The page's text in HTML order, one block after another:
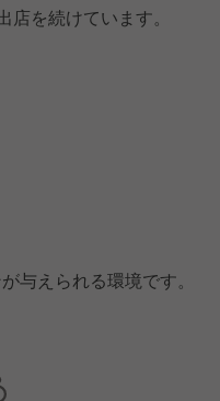
を続けています。
与えられる環境です。